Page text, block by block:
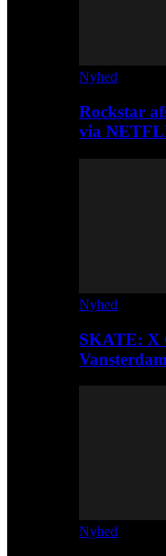
Nyhed
Rockstar
via
Nyhed
SKATE: X
Vansterdam
Nyhed